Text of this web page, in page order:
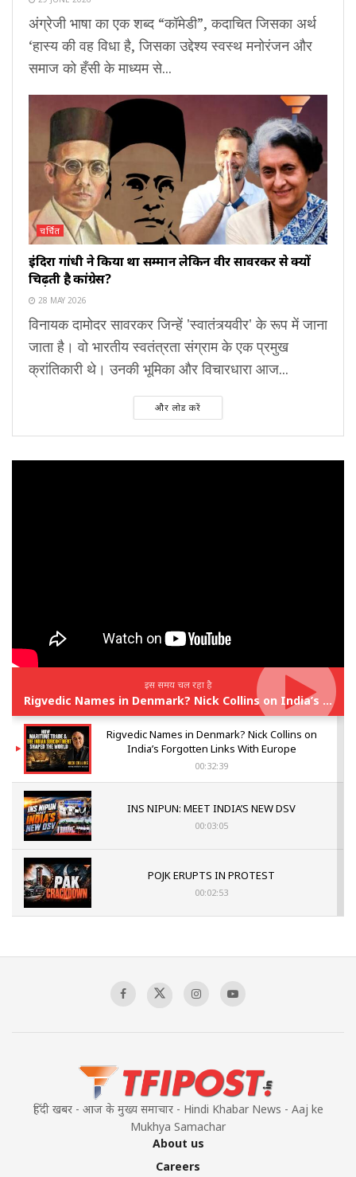
अंग्रेजी भाषा का एक शब्द “कॉमेडी”, कदाचित जिसका अर्थ
‘हास्य की वह विधा है, जिसका उद्देश्य स्वस्थ मनोरंजन और
समाज को हँसी के माध्यम से...
चर्चित
इंदिरा गांधी ने किया था सम्मान लेकिन वीर सावरकर से क्यों
चिढ़ती है कांग्रेस?
28 MAY 2026
विनायक दामोदर सावरकर जिन्हें 'स्वातंत्र्यवीर' के रूप में जाना
जाता है। वो भारतीय स्वतंत्रता संग्राम के एक प्रमुख
क्रांतिकारी थे। उनकी भूमिका और विचारधारा आज...
और लोड करें
इस समय चल रहा है
Rigvedic Names in Denmark? Nick Collins on India’s Forgotten Links With Europe
Rigvedic Names in Denmark? Nick Collins on
India’s Forgotten Links With Europe
00:32:39
INS NIPUN: MEET INDIA’S NEW DSV
00:03:05
POJK ERUPTS IN PROTEST
00:02:53
Sagar
हिंदी खबर - आज के मुख्य समाचार - Hindi Khabar News - Aaj ke
Mukhya Samachar
About us
Careers